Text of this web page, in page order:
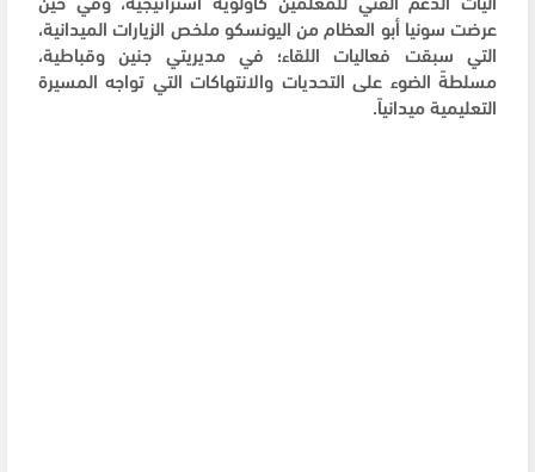
عرضت سونيا أبو العظام من اليونسكو ملخص الزيارات الميدانية،
التي سبقت فعاليات اللقاء؛ في مديريتي جنين وقباطية،
مسلطةً الضوء على التحديات والانتهاكات التي تواجه المسيرة
التعليمية ميدانياً.